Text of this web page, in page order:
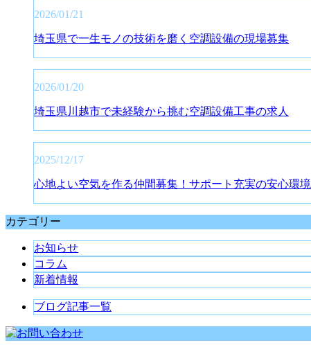
2026/01/21
埼玉県で一生モノの技術を磨く空調設備の現場募集
2026/01/20
埼玉県川越市で未経験から挑む空調設備工事の求人
2025/12/17
心地よい空気を作る仲間募集！サポート充実の安心環境
カテゴリー
お知らせ
コラム
新着情報
ブログ記事一覧